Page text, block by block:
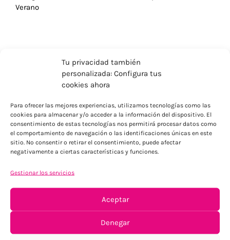
Tu privacidad también
personalizada: Configura tus
cookies ahora
Para ofrecer las mejores experiencias, utilizamos tecnologías como las
cookies para almacenar y/o acceder a la información del dispositivo. El
consentimiento de estas tecnologías nos permitirá procesar datos como
el comportamiento de navegación o las identificaciones únicas en este
sitio. No consentir o retirar el consentimiento, puede afectar
negativamente a ciertas características y funciones.
Gestionar los servicios
Aceptar
Denegar
Verano
ENVÍOS ECONÓMICOS
Para Península, resto consultar